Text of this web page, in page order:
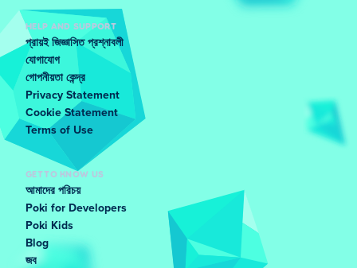
HELP AND SUPPORT
প্রায়ই জিজ্ঞাসিত প্রশ্নাবলী
যোগাযোগ
গোপনীয়তা কেন্দ্র
Privacy Statement
Cookie Statement
Terms of Use
GET TO KNOW US
আমাদের পরিচয়
Poki for Developers
Poki Kids
Blog
জব